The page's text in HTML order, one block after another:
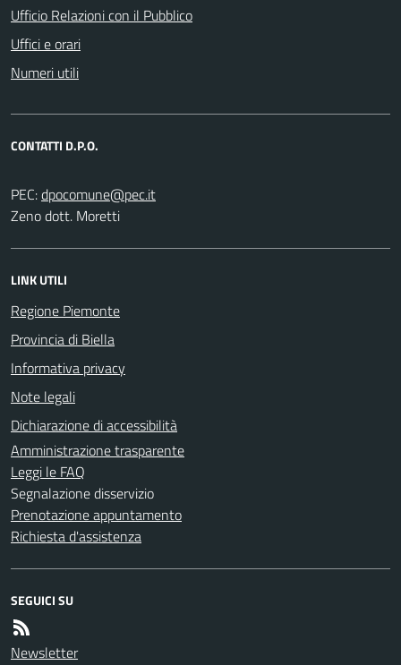
Ufficio Relazioni con il Pubblico
Uffici e orari
Numeri utili
CONTATTI D.P.O.
PEC:
Zeno dott. Moretti
LINK UTILI
Regione Piemonte
Provincia di Biella
Informativa privacy
Note legali
Dichiarazione di accessibilità
Amministrazione trasparente
Leggi le FAQ
Segnalazione disservizio
Prenotazione appuntamento
Richiesta d'assistenza
SEGUICI SU
Newsletter